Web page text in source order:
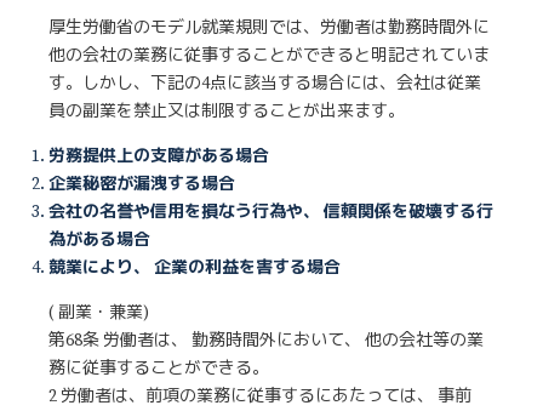
厚生労働省のモデル就業規則では、労働者は勤務時間外に
他の会社の業務に従事することができると明記されていま
す。しかし、下記の4点に該当する場合には、会社は従業
員の副業を禁止又は制限することが出来ます。
労務提供上の支障がある場合
企業秘密が漏洩する場合
会社の名誉や信用を損なう行為や、 信頼関係を破壊する行
為がある場合
競業により、 企業の利益を害する場合
( 副業・兼業)
第68条 労働者は、 勤務時間外において、 他の会社等の業
務に従事することができる。
2 労働者は、前項の業務に従事するにあたっては、 事前